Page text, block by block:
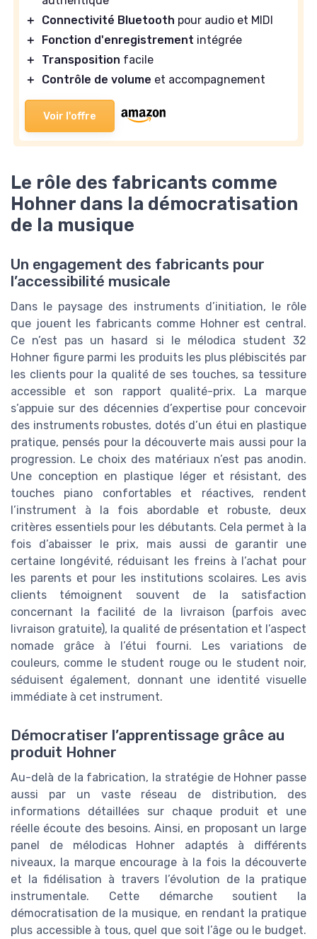
＋
Connectivité Bluetooth pour audio et MIDI
＋
Fonction d'enregistrement intégrée
＋
Transposition facile
＋
Contrôle de volume et accompagnement
Voir l'offre
Le rôle des fabricants comme
Hohner dans la démocratisation
de la musique
Un engagement des fabricants pour
l’accessibilité musicale
Dans le paysage des instruments d’initiation, le rôle
que jouent les fabricants comme Hohner est central.
Ce n’est pas un hasard si le mélodica student 32
Hohner figure parmi les produits les plus plébiscités par
les clients pour la qualité de ses touches, sa tessiture
accessible et son rapport qualité-prix. La marque
s’appuie sur des décennies d’expertise pour concevoir
des instruments robustes, dotés d’un étui en plastique
pratique, pensés pour la découverte mais aussi pour la
progression. Le choix des matériaux n’est pas anodin.
Une conception en plastique léger et résistant, des
touches piano confortables et réactives, rendent
l’instrument à la fois abordable et robuste, deux
critères essentiels pour les débutants. Cela permet à la
fois d’abaisser le prix, mais aussi de garantir une
certaine longévité, réduisant les freins à l’achat pour
les parents et pour les institutions scolaires. Les avis
clients témoignent souvent de la satisfaction
concernant la facilité de la livraison (parfois avec
livraison gratuite), la qualité de présentation et l’aspect
nomade grâce à l’étui fourni. Les variations de
couleurs, comme le student rouge ou le student noir,
séduisent également, donnant une identité visuelle
immédiate à cet instrument.
Démocratiser l’apprentissage grâce au
produit Hohner
Au-delà de la fabrication, la stratégie de Hohner passe
aussi par un vaste réseau de distribution, des
informations détaillées sur chaque produit et une
réelle écoute des besoins. Ainsi, en proposant un large
panel de mélodicas Hohner adaptés à différents
niveaux, la marque encourage à la fois la découverte
et la fidélisation à travers l’évolution de la pratique
instrumentale. Cette démarche soutient la
démocratisation de la musique, en rendant la pratique
plus accessible à tous, quel que soit l’âge ou le budget.